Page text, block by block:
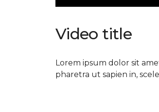
Video title
Lorem ipsum dolor sit
pharetra ut sapien in,